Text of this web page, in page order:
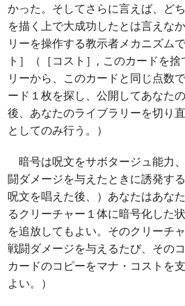
かった。そしてさらに言えば、ど
を描く上で大成功したとは言えな
リーを操作する教示者メカニズム
ト］（［コスト］, このカードを
リーから、このカードと同じ点数
ード１枚を探し、公開してあなた
後、あなたのライブラリーを切り
としてのみ行う。）
暗号は呪文をサボタージュ能力
闘ダメージを与えたときに誘発す
呪文を唱えた後、）あなたはあな
るクリーチャー１体に暗号化した
を追放してもよい。そのクリーチ
戦闘ダメージを与えるたび、その
カードのコピーをマナ・コストを
よい。）